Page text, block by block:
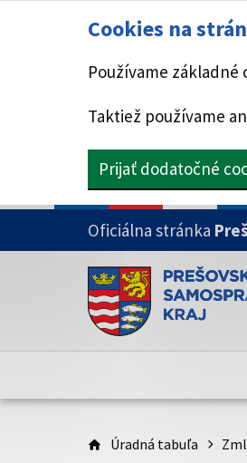
Cookies na
Používame
Taktiež používame
Prijať dodatočné
PRESKOČIŤ NA HLAVNÝ OBSAH
Oficiálna stránka
Doména psk.sk je
Toto je oficiálna
Úradná tabuľa